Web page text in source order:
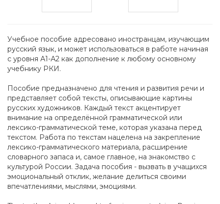
Учебное пособие адресовано иностранцам, изучающим
русский язык, и может использоваться в работе начиная
с уровня А1-А2 как дополнение к любому основному
учебнику РКИ.
Пособие предназначено для чтения и развития речи и
представляет собой тексты, описывающие картины
русских художников. Каждый текст акцентирует
внимание на определённой грамматической или
лексико-грамматической теме, которая указана перед
текстом. Работа по текстам нацелена на закрепление
лексико-грамматического материала, расширение
словарного запаса и, самое главное, на знакомство с
культурой России. Задача пособия - вызвать в учащихся
эмоциональный отклик, желание делиться своими
впечатлениями, мыслями, эмоциями.